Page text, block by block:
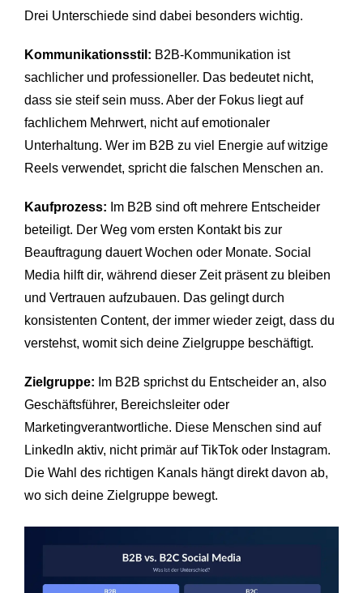
Drei Unterschiede sind dabei besonders wichtig.
Kommunikationsstil: B2B-Kommunikation ist
sachlicher und professioneller. Das bedeutet nicht,
dass sie steif sein muss. Aber der Fokus liegt auf
fachlichem Mehrwert, nicht auf emotionaler
Unterhaltung. Wer im B2B zu viel Energie auf witzige
Reels verwendet, spricht die falschen Menschen an.
Kaufprozess: Im B2B sind oft mehrere Entscheider
beteiligt. Der Weg vom ersten Kontakt bis zur
Beauftragung dauert Wochen oder Monate. Social
Media hilft dir, während dieser Zeit präsent zu bleiben
und Vertrauen aufzubauen. Das gelingt durch
konsistenten Content, der immer wieder zeigt, dass du
verstehst, womit sich deine Zielgruppe beschäftigt.
Zielgruppe: Im B2B sprichst du Entscheider an, also
Geschäftsführer, Bereichsleiter oder
Marketingverantwortliche. Diese Menschen sind auf
LinkedIn aktiv, nicht primär auf TikTok oder Instagram.
Die Wahl des richtigen Kanals hängt direkt davon ab,
wo sich deine Zielgruppe bewegt.